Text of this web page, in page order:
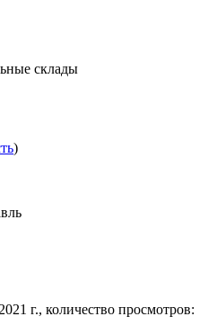
склады
)
г., количество просмотров: